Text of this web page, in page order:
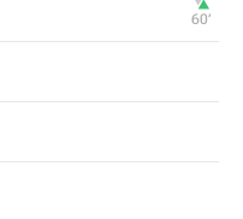
60‎’‎